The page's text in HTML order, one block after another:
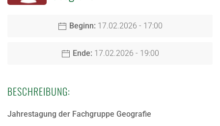
Beginn: 17.02.2026 - 17:00
Ende: 17.02.2026 - 19:00
BESCHREIBUNG:
Jahrestagung der Fachgruppe Geografie